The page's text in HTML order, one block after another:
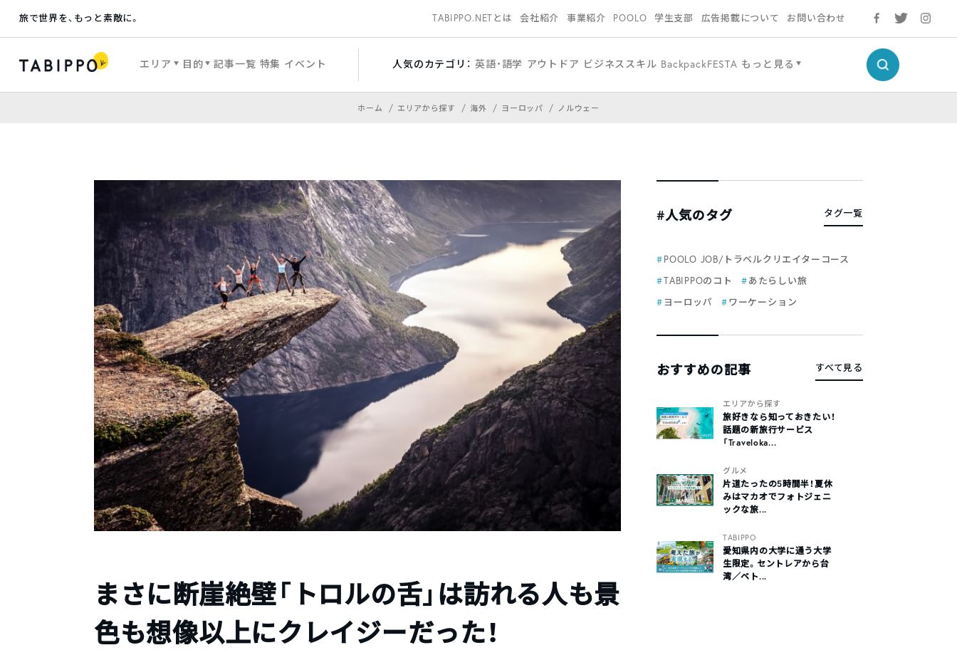
旅で世界を、もっと素敵に。 TABIPPO.NETとは 会社紹介 事業紹介 POOLO 学生支部 広告掲載について お問い合わせ
エリア 目的 記事一覧 特集 イベント 人気のカテゴリ： 英語・語学 アウトドア ビジネススキル BackpackFESTA もっと見る
ホーム エリアから探す 海外 ヨーロッパ ノルウェー
まさに断崖絶壁「トロルの舌」は訪れる人も景
色も想像以上にクレイジーだった！
#人気のタグ タグ一覧
POOLO JOB/トラベルクリエイターコース
TABIPPOのコト
あたらしい旅
ヨーロッパ
ワーケーション
おすすめの記事 すべて見る
エリアから探す
旅好きなら知っておきたい！
話題の新旅行サービス
「Traveloka...
グルメ
片道たったの5時間半！夏休
みはマカオでフォトジェニ
ックな旅...
TABIPPO
愛知県内の大学に通う大学
生限定。セントレアから台
湾／ベト...